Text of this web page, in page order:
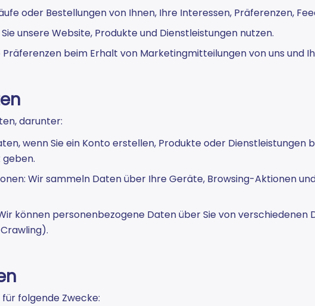
oder Bestellungen von Ihnen, Ihre Interessen, Präferenzen,
unsere Website, Produkte und Dienstleistungen nutzen.
beim Erhalt von Marketingmitteilungen von uns und
darunter:
wenn Sie ein Konto erstellen, Produkte oder Dienstleistungen
Wir sammeln Daten über Ihre Geräte, Browsing-Aktionen
können personenbezogene Daten über Sie von
folgende Zwecke: